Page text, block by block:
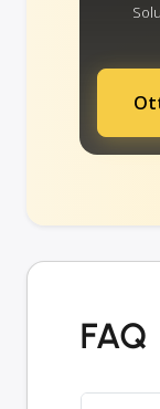
FAQ